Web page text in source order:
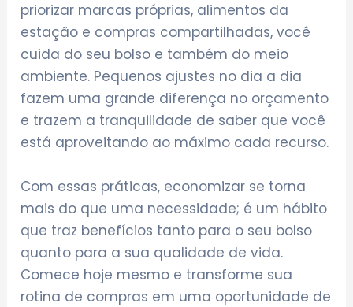
priorizar marcas próprias, alimentos da
estação e compras compartilhadas, você
cuida do seu bolso e também do meio
ambiente. Pequenos ajustes no dia a dia
fazem uma grande diferença no orçamento
e trazem a tranquilidade de saber que você
está aproveitando ao máximo cada recurso.
Com essas práticas, economizar se torna
mais do que uma necessidade; é um hábito
que traz benefícios tanto para o seu bolso
quanto para a sua qualidade de vida.
Comece hoje mesmo e transforme sua
rotina de compras em uma oportunidade de